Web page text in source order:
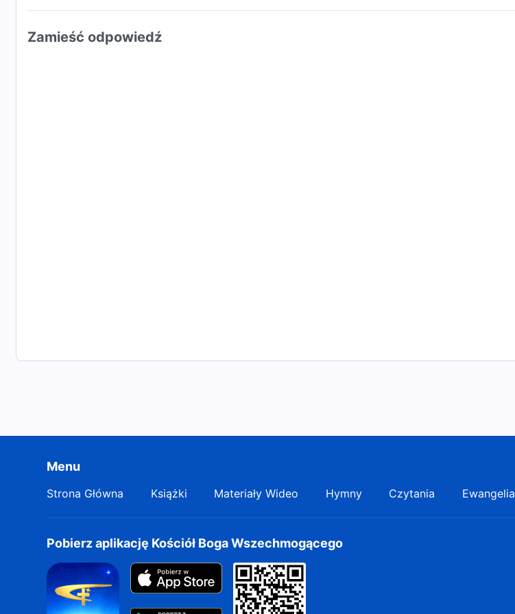
Zamieść odpowiedź
Menu
Strona Główna Książki Materiały Wideo Hymny Czytania Ewangelia
Pobierz aplikację Kościół Boga Wszechmogącego